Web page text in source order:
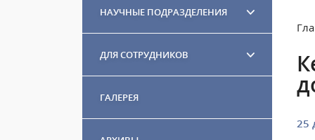
НАУЧНЫЕ ПОДРАЗДЕЛЕНИЯ
ДЛЯ СОТРУДНИКОВ
ГАЛЕРЕЯ
25